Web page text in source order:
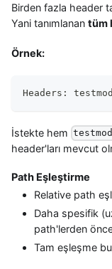
Birden fazla header
Yani tanımlanan tüm
Örnek:
Headers:
İstekte hem
header'ları mevcut
Path Eşleştirme
Relative path
Daha spesifik
path'lerden
Tam eşleşme